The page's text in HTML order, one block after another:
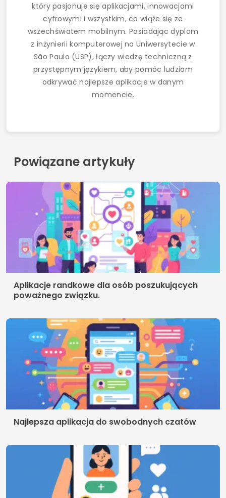
który pasjonuje się aplikacjami, innowacjami
cyfrowymi i wszystkim, co wiąże się ze
wszechświatem mobilnym. Posiadając dyplom
z inżynierii komputerowej na Uniwersytecie w
São Paulo (USP), łączy wiedzę techniczną z
przystępnym językiem, aby pomóc ludziom
odkrywać najlepsze aplikacje w danym
momencie.
Powiązane artykuły
Aplikacje randkowe dla osób poszukujących
poważnego związku.
Najlepsza aplikacja do swobodnych czatów